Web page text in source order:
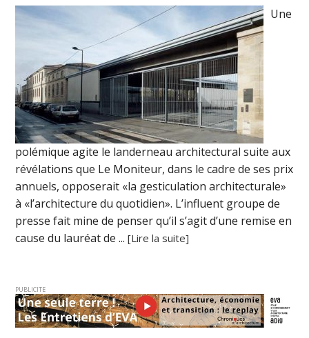
Une
polémique agite le landerneau architectural suite aux
révélations que Le Moniteur, dans le cadre de ses prix
annuels, opposerait «la gesticulation architecturale»
à «l’architecture du quotidien». L’influent groupe de
presse fait mine de penser qu’il s’agit d’une remise en
cause du lauréat de ...[Lire la suite]
PUBLICITE